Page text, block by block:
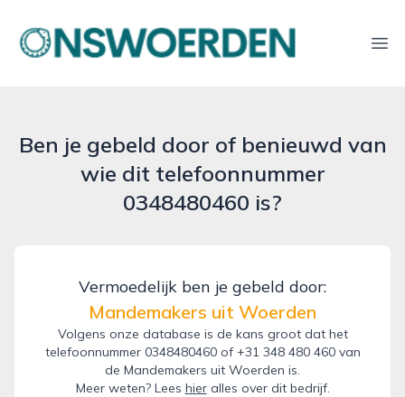
onswoerden.nl
Ben je gebeld door of benieuwd van
wie dit telefoonnummer
0348480460 is?
Vermoedelijk ben je gebeld door:
Mandemakers uit Woerden
Volgens onze database is de kans groot dat het
telefoonnummer 0348480460 of +31 348 480 460 van
de Mandemakers uit Woerden is.
Meer weten? Lees hieralles over dit bedrijf.